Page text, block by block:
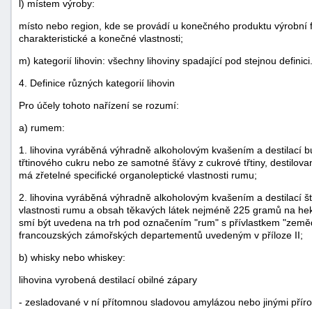
l) místem výroby:
místo nebo region, kde se provádí u konečného produktu
charakteristické a konečné vlastnosti;
m) kategorií lihovin: všechny lihoviny spadající pod stejnou definici.
4. Definice různých kategorií lihovin
Pro účely tohoto nařízení se rozumí:
a) rumem:
1. lihovina vyráběná výhradně alkoholovým kvašením a destilací
třtinového cukru nebo ze samotné šťávy z cukrové třtiny,
má zřetelné specifické organoleptické vlastnosti rumu;
2. lihovina vyráběná výhradně alkoholovým kvašením a destilací
vlastnosti rumu a obsah těkavých látek nejméně 225 gramů na
smí být uvedena na trh pod označením "rum" s přívlastkem
francouzských zámořských departementů uvedeným v příloze II;
b) whisky nebo whiskey:
lihovina vyrobená destilací obilné zápary
- zesladované v ní přítomnou sladovou amylázou nebo jinými